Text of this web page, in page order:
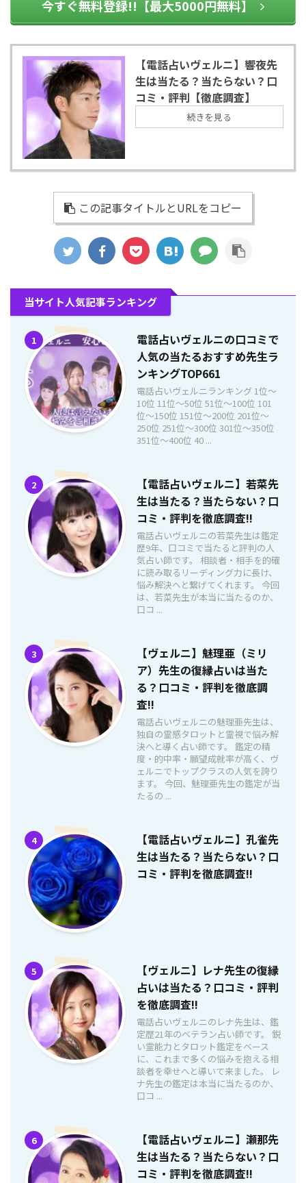
今すぐ無料登録!!【最大5000円無料】
【電話占いヴェルニ】響夜先
生は当たる？当たらない？口
コミ・評判【徹底調査】
続きを見る
この記事タイトルとURLをコピー
当サイト人気記事ランキング
1
電話占いヴェルニの口コミで
人気の当たるおすすめ先生ラ
ンキングTOP661
電話占いヴェルニランキング 1位〜
10位 11位〜50位 51位〜100位 101
位〜150位 151位〜200位 201位〜
250位 251位〜300位 301位〜350位
351位〜400位 40 ...
2
【電話占いヴェルニ】若菜先
生は当たる？当たらない？口
コミ・評判を徹底調査!!
電話占いヴェルニの若菜先生は鑑定
歴9年、口コミで当たると評判の人
気占い師です。 相談者・相手を的確
に読み取るリーディング力に長け、
悩み解決へと繋げてくれます。 今回
は、若菜先生が本当に当たるのか、
口コ ...
3
【ヴェルニ】魅理亜（ミリ
ア）先生の復縁占いは当た
る？口コミ・評判を徹底調
査!!
電話占いヴェルニの魅理亜先生は、
独自の霊感タロットと霊視で悩み解
決へと導く占い師です。 鑑定の精
度・的中率・願望成就率が高く、ヴ
ェルニでトップクラスの人気を誇り
ます。 今回、魅理亜先生の鑑定が当
たるの ...
4
【電話占いヴェルニ】孔雀先
生は当たる？当たらない？口
コミ・評判を徹底調査!!
5
【ヴェルニ】レナ先生の復縁
占いは当たる？口コミ・評判
を徹底調査!!
電話占いヴェルニのレナ先生は、鑑
定歴21年のベテラン占い師です。 鋭
い霊能力とタロット鑑定をベース
に、これまで多くの悩みを抱える相
談者を幸せへと導いて来ました。 レ
ナ先生の鑑定は本当に当たるのか、
口コ ...
6
【電話占いヴェルニ】瀬那先
生は当たる？当たらない？口
コミ・評判を徹底調査!!